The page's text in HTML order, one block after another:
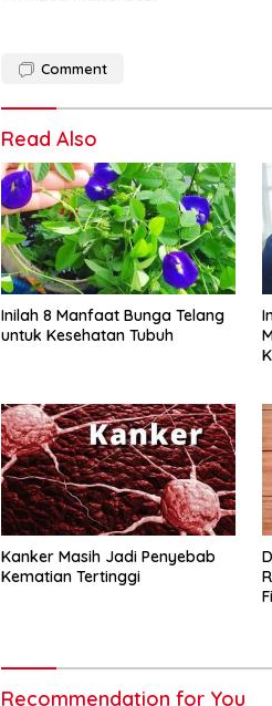
Comment
Read Also
Inilah 8 Manfaat Bunga Telang
untuk Kesehatan Tubuh
Kanker Masih Jadi Penyebab
Kematian Tertinggi
Recommendation for You